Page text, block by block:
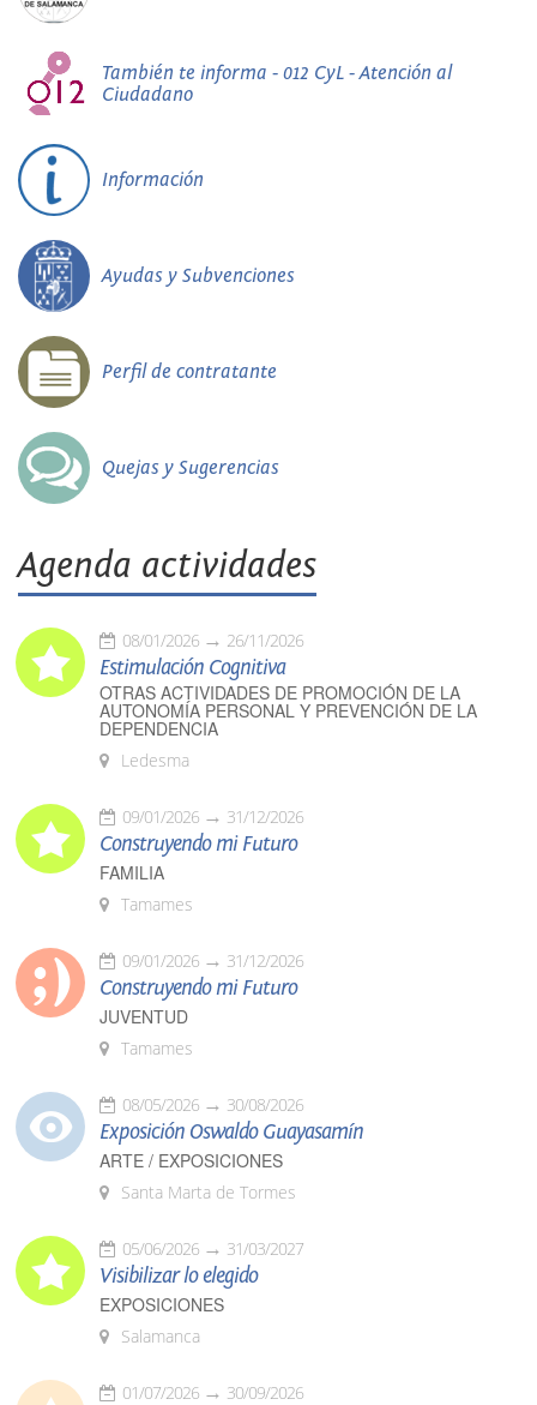
También te informa - 012 CyL - Atención al
Ciudadano
Información
Ayudas y Subvenciones
Perfil de contratante
Quejas y Sugerencias
Agenda actividades
08/01/2026 26/11/2026
Estimulación Cognitiva
OTRAS ACTIVIDADES DE PROMOCIÓN DE LA
AUTONOMÍA PERSONAL Y PREVENCIÓN DE LA
DEPENDENCIA
Ledesma
09/01/2026 31/12/2026
Construyendo mi Futuro
FAMILIA
Tamames
09/01/2026 31/12/2026
Construyendo mi Futuro
JUVENTUD
Tamames
08/05/2026 30/08/2026
Exposición Oswaldo Guayasamín
ARTE / EXPOSICIONES
Santa Marta de Tormes
05/06/2026 31/03/2027
Visibilizar lo elegido
EXPOSICIONES
Salamanca
01/07/2026 30/09/2026